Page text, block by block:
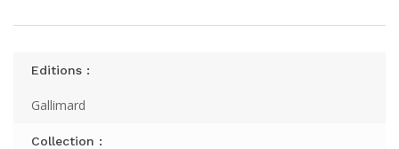
Editions :
Gallimard
Collection :